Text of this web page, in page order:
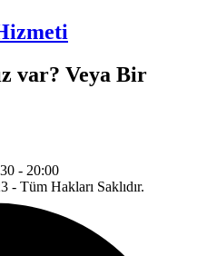
var? Veya Bir
- 20:00
Tüm Hakları Saklıdır.